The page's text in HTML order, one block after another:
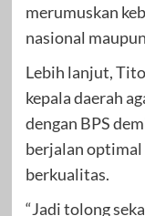
merumuskan
nasional
Lebih lanjut,
kepala daerah
dengan BPS
berjalan optimal
berkualitas.
“Jadi tolong